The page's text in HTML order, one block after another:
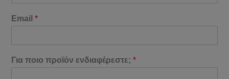
Email*
Για ποιο προϊόν ενδιαφέρεστε;*